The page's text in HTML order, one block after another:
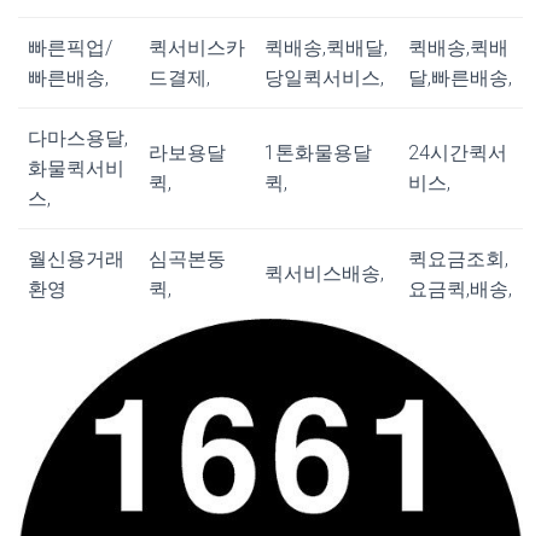
빠른픽업/
빠른배송,
퀵서비스카
드결제,
퀵배송,퀵배달,
당일퀵서비스,
퀵배송,퀵배
달,빠른배송,
다마스용달,
화물퀵서비
스,
라보용달
퀵,
1톤화물용달
퀵,
24시간퀵서
비스,
월신용거래
환영
심곡본동
퀵,
퀵서비스배송,
퀵요금조회,
요금퀵,배송,